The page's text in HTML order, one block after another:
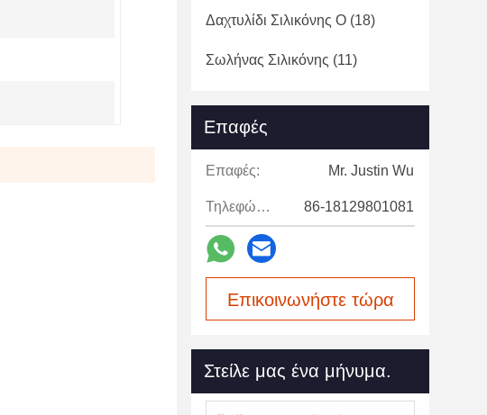
Δαχτυλίδι Σιλικόνης Ο (18)
Σωλήνας Σιλικόνης (11)
Επαφές
Επαφές: Mr. Justin Wu
Τηλεφώνημα: 86-18129801081
Επικοινωνήστε τώρα
Στείλε μας ένα μήνυμα.